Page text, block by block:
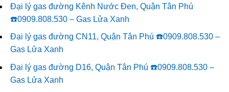
Đại lý gas đường Kênh Nước Đen, Quận Tân Phú
☎️0909.808.530 – Gas Lửa Xanh
Đại lý gas đường CN11, Quận Tân Phú ☎️0909.808.530 –
Gas Lửa Xanh
Đại lý gas đường D16, Quận Tân Phú ☎️0909.808.530 –
Gas Lửa Xanh